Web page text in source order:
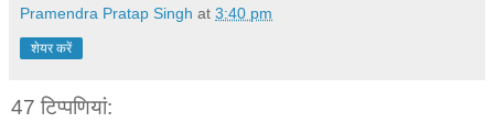
Pramendra Pratap Singh at 3:40 pm
शेयर करें
47 टिप्‍पणियां: